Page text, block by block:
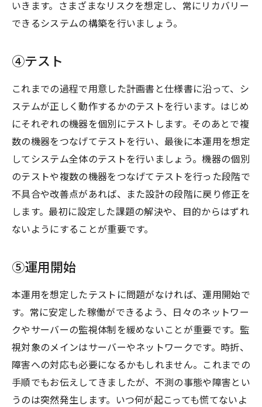
いきます。さまざまなリスクを想定し、常にリカバリー
できるシステムの構築を行いましょう。
④テスト
これまでの過程で用意した計画書と仕様書に沿って、シ
ステムが正しく動作するかのテストを行います。はじめ
にそれぞれの機器を個別にテストします。そのあとで複
数の機器をつなげてテストを行い、最後に本運用を想定
してシステム全体のテストを行いましょう。機器の個別
のテストや複数の機器をつなげてテストを行った段階で
不具合や改善点があれば、また設計の段階に戻り修正を
します。最初に設定した課題の解決や、目的からはずれ
ないようにすることが重要です。
⑤運用開始
本運用を想定したテストに問題がなければ、運用開始で
す。常に安定した稼働ができるよう、日々のネットワー
クやサーバーの監視体制を緩めないことが重要です。監
視対象のメインはサーバーやネットワークです。時折、
障害への対応も必要になるかもしれません。これまでの
手順でもお伝えしてきましたが、不測の事態や障害とい
うのは突然発生します。いつ何が起こっても慌てないよ